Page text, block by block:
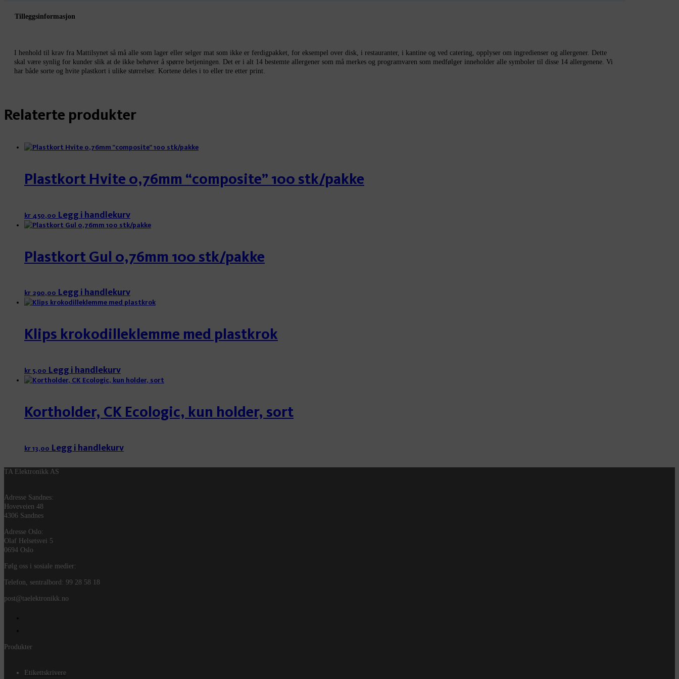
Tilleggsinformasjon
I henhold til krav fra Mattilsynet så må alle som lager eller selger mat som ikke er ferdigpakket, for eksempel over disk, i restauranter, i kantine og ved catering, opplyser om ingredienser og allergener. Dette
skal være synlig for kunder slik at de ikke behøver å spørre betjeningen. Det er i alt 14 bestemte allergener som må merkes og programvaren som medfølger inneholder alle symboler til disse 14 allergenene. Vi
har både sorte og hvite plastkort i ulike størrelser. Kortene deles i to eller tre etter print.
Relaterte produkter
Plastkort Hvite 0,76mm “composite” 100 stk/pakke
kr 450,00 Legg i handlekurv
Plastkort Gul 0,76mm 100 stk/pakke
kr 290,00 Legg i handlekurv
Klips krokodilleklemme med plastkrok
kr 5,00 Legg i handlekurv
Kortholder, CK Ecologic, kun holder, sort
kr13,00 Legg i handlekurv
TA Elektronikk AS
Adresse Sandnes:
Hoveveien 48
4306 Sandnes
Adresse Oslo:
Olaf Helsetsvei 5
0694 Oslo
Følg oss i sosiale medier:
Telefon, sentralbord: 99 28 58 18
post@taelektronikk.no
Produkter
Etikettskrivere